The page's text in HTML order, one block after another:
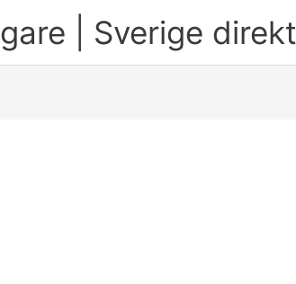
| Sverige direkt